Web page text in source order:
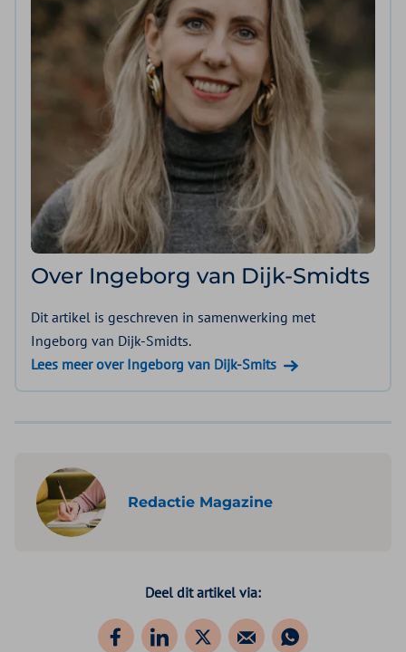
Over Ingeborg van Dijk-Smidts
Dit artikel is geschreven in samenwerking met
Ingeborg van Dijk-Smidts.
Lees meer over Ingeborg van Dijk-Smits
Redactie Magazine
Deel dit artikel via: